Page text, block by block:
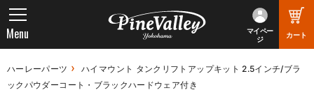
マイペー
ジ
カート
Menu
ハーレーパーツ
ハイマウント タンクリフトアップキット 2.5インチ/ブラ
ックパウダーコート・ブラックハードウェア付き